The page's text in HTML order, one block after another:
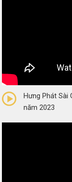
(0 Reviews)
Hưng Phát Sài
năm 2023